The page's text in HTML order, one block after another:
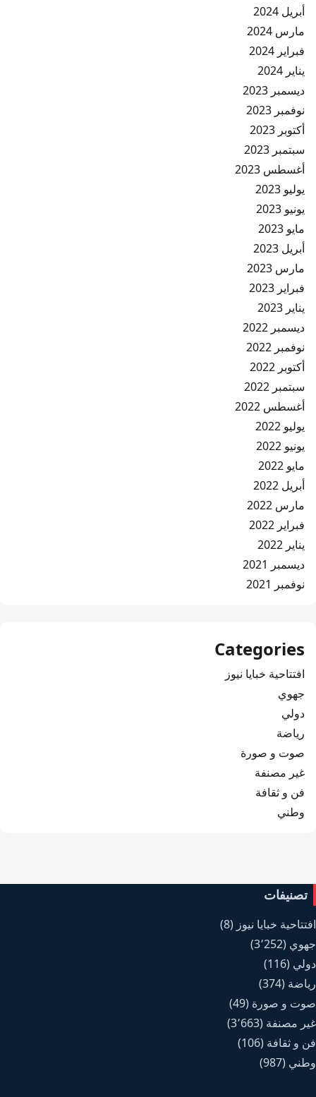
أبريل 2024
مارس 2024
فبراير 2024
يناير 2024
ديسمبر 2023
نوفمبر 2023
أكتوبر 2023
سبتمبر 2023
أغسطس 2023
يوليو 2023
يونيو 2023
مايو 2023
أبريل 2023
مارس 2023
فبراير 2023
يناير 2023
ديسمبر 2022
نوفمبر 2022
أكتوبر 2022
سبتمبر 2022
أغسطس 2022
يوليو 2022
يونيو 2022
مايو 2022
أبريل 2022
مارس 2022
فبراير 2022
يناير 2022
ديسمبر 2021
نوفمبر 2021
Categories
افتتاحية خبايا نيوز
جهوي
دولي
رياضة
صوت و صورة
غير مصنفة
فن و ثقافة
وطني
تصنيفات
افتتاحية خبايا نيوز (8)
جهوي (3٬252)
دولي (116)
رياضة (374)
صوت و صورة (49)
غير مصنفة (3٬663)
فن و ثقافة (106)
وطني (987)